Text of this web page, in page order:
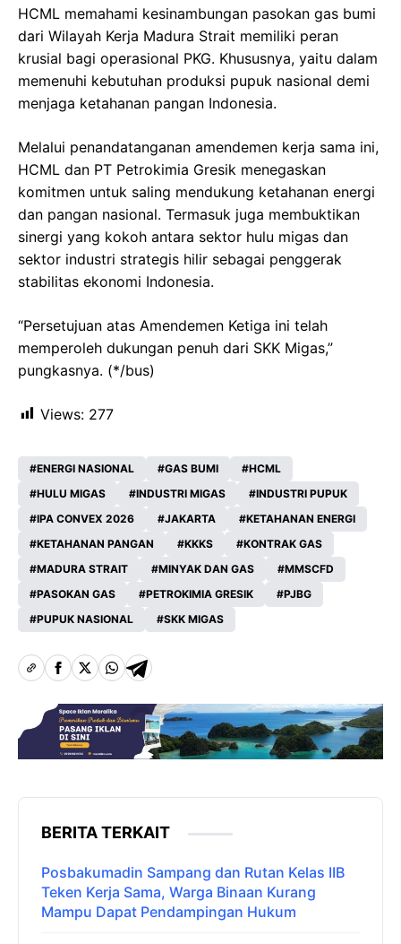
HCML memahami kesinambungan pasokan gas bumi
dari Wilayah Kerja Madura Strait memiliki peran
krusial bagi operasional PKG. Khususnya, yaitu dalam
memenuhi kebutuhan produksi pupuk nasional demi
menjaga ketahanan pangan Indonesia.
Melalui penandatanganan amendemen kerja sama ini,
HCML dan PT Petrokimia Gresik menegaskan
komitmen untuk saling mendukung ketahanan energi
dan pangan nasional. Termasuk juga membuktikan
sinergi yang kokoh antara sektor hulu migas dan
sektor industri strategis hilir sebagai penggerak
stabilitas ekonomi Indonesia.
“Persetujuan atas Amendemen Ketiga ini telah
memperoleh dukungan penuh dari SKK Migas,”
pungkasnya. (*/bus)
Views: 277
ENERGI NASIONAL GAS BUMI
HCML
HULU MIGAS
INDUSTRI MIGAS
INDUSTRI PUPUK
IPA CONVEX 2026
JAKARTA
KETAHANAN ENERGI
KETAHANAN PANGAN
KKKS
KONTRAK GAS
MADURA STRAIT
MINYAK DAN GAS
MMSCFD
PASOKAN GAS
PETROKIMIA GRESIK
PJBG
PUPUK NASIONAL
SKK MIGAS
BERITA TERKAIT
Posbakumadin Sampang dan Rutan Kelas IIB
Teken Kerja Sama, Warga Binaan Kurang
Mampu Dapat Pendampingan Hukum